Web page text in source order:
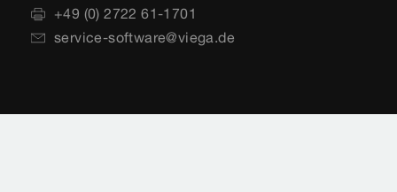
+49 (0) 2722 61-1701
service-software@viega.de